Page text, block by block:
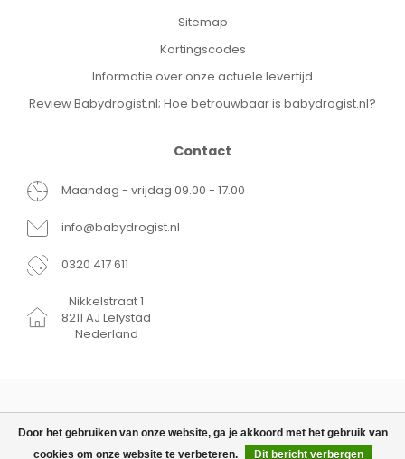
Door het gebruiken van onze website, ga je akkoord met het gebruik van
cookies om onze website te verbeteren.
Dit bericht verbergen
Sitemap
Kortingscodes
Informatie over onze actuele levertijd
Review Babydrogist.nl; Hoe betrouwbaar is babydrogist.nl?
Contact
Maandag - vrijdag 09.00 - 17.00
info@babydrogist.nl
0320 417 611
Nikkelstraat 1
8211 AJ Lelystad
Nederland